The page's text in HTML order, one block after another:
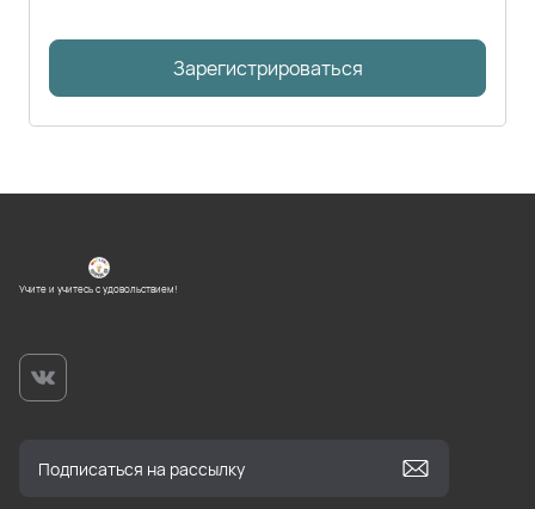
Зарегистрироваться
Учите и учитесь с удовольствием!